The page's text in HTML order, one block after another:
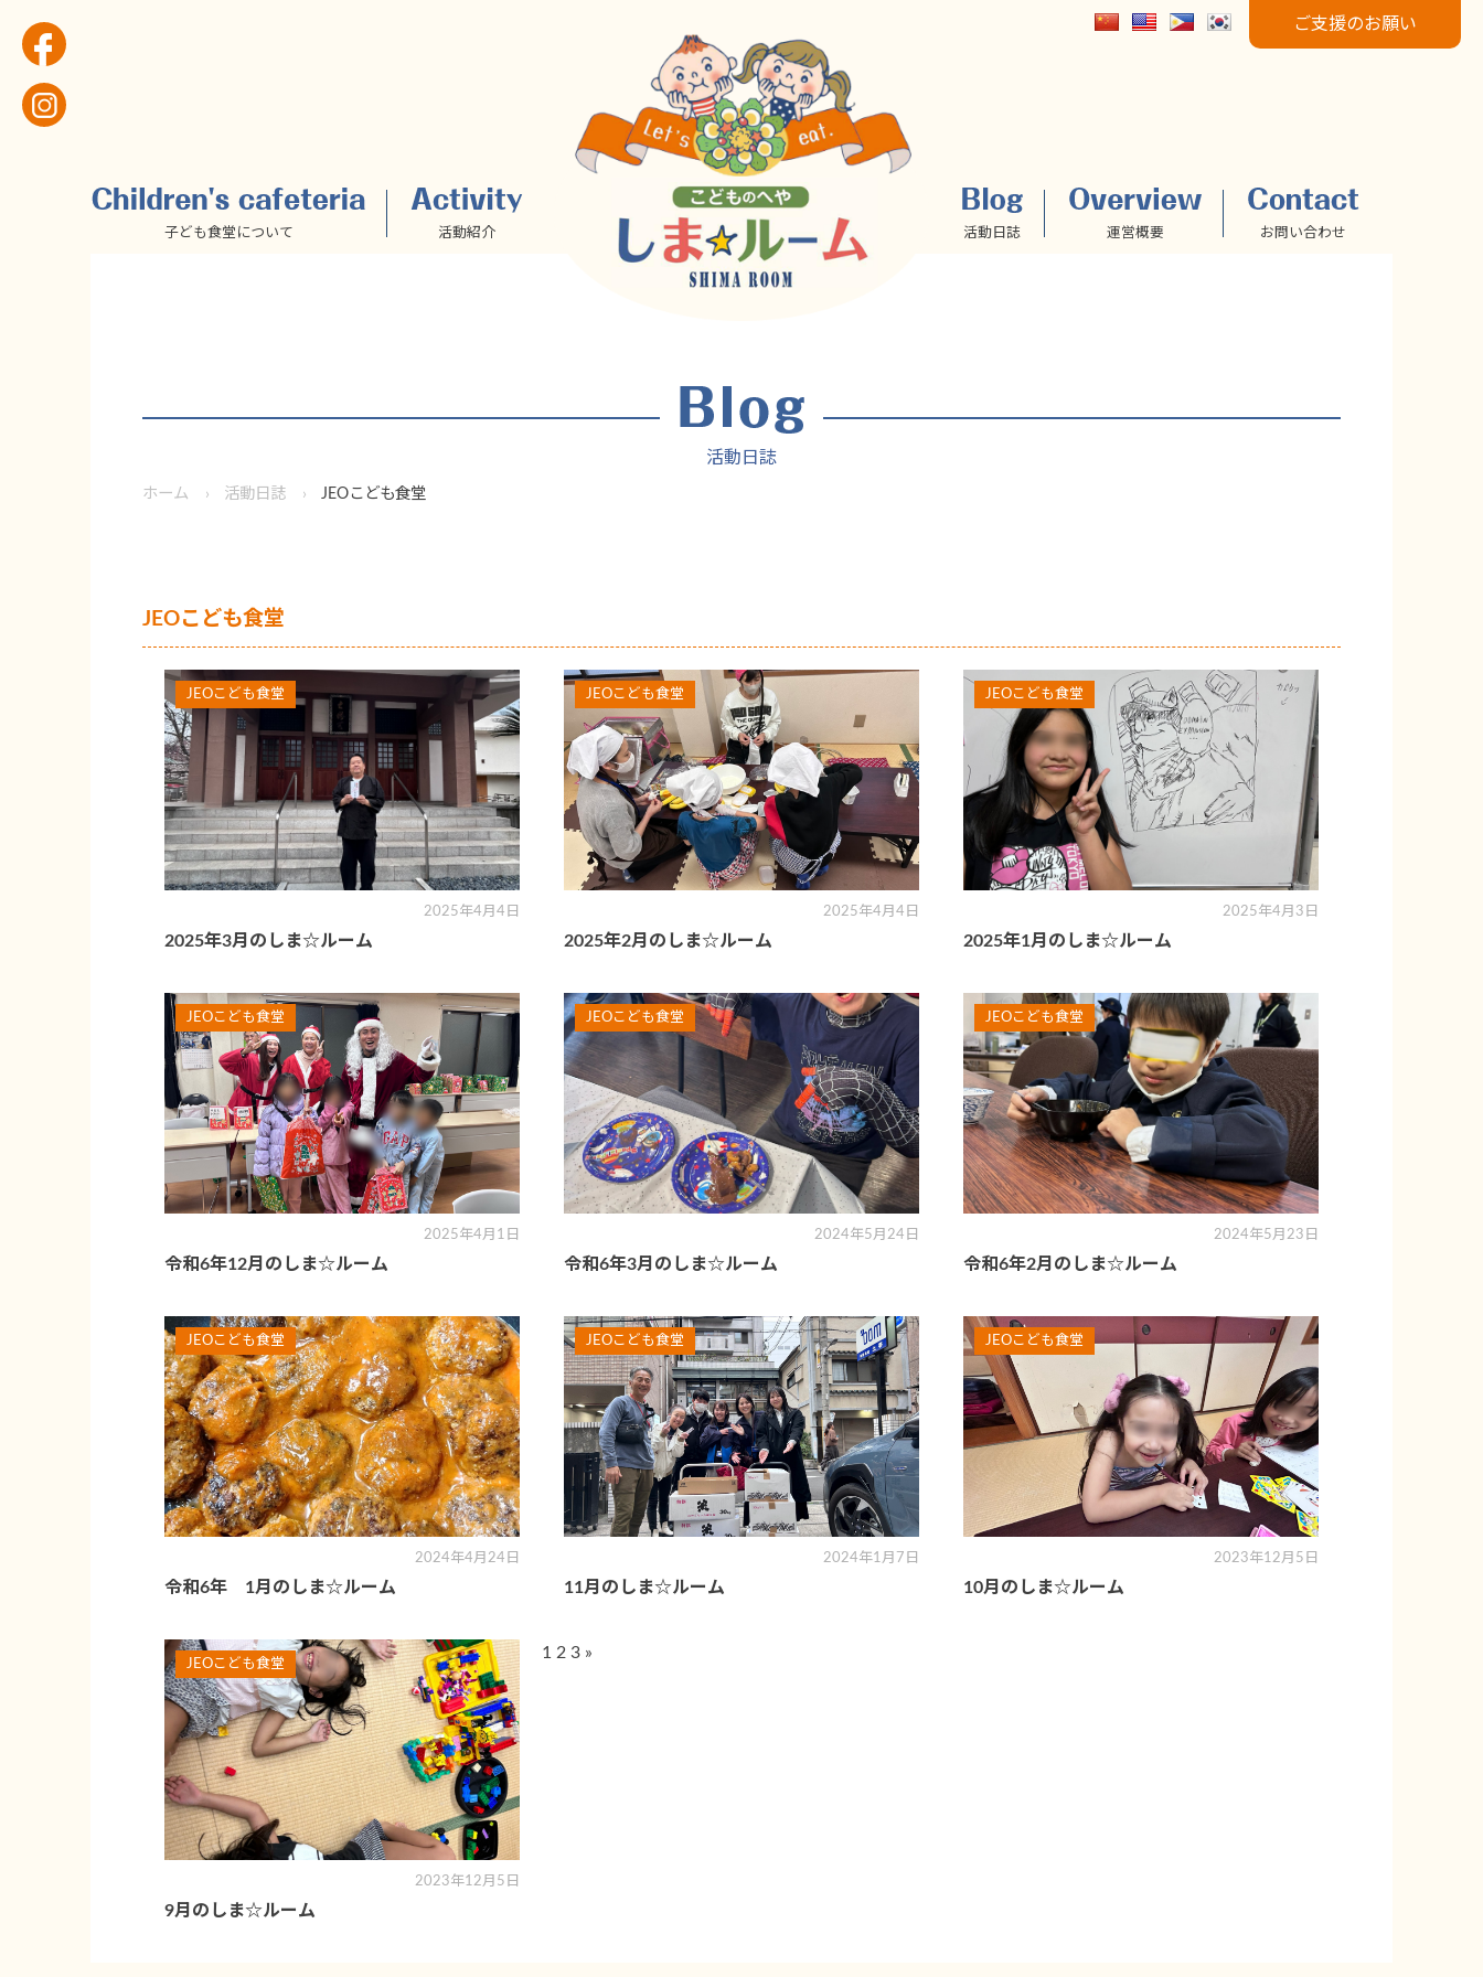
ご支援のお願い
子ども食堂について 活動紹介 活動日誌 運営概要 お問い合わせ
活動日誌
ホーム 活動日誌 JEOこども食堂
JEOこども食堂
JEOこども食堂
2025年4月4日
2025年3月のしま☆ルーム
JEOこども食堂
2025年4月4日
2025年2月のしま☆ルーム
JEOこども食堂
2025年4月3日
2025年1月のしま☆ルーム
JEOこども食堂
2025年4月1日
令和6年12月のしま☆ルーム
JEOこども食堂
2024年5月24日
令和6年3月のしま☆ルーム
JEOこども食堂
2024年5月23日
令和6年2月のしま☆ルーム
JEOこども食堂
2024年4月24日
令和6年 1月のしま☆ルーム
JEOこども食堂
2024年1月7日
11月のしま☆ルーム
JEOこども食堂
2023年12月5日
10月のしま☆ルーム
JEOこども食堂
2023年12月5日
9月のしま☆ルーム
投
1 2 3 »